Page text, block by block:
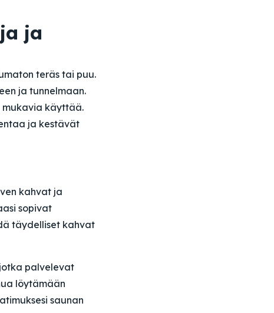
ja
teräs tai puu.
ja tunnelmaan.
mukavia käyttää.
ja kestävät
kahvat ja
sopivat
täydelliset kahvat
palvelevat
löytämään
saunan